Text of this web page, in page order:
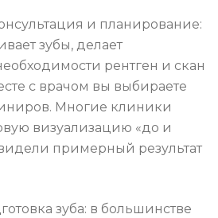
и планирование:
зубы, делает
рентген и скан
с врачом вы выбираете
Многие клиники
визуализацию «до и
примерный результат
зуба: в большинстве